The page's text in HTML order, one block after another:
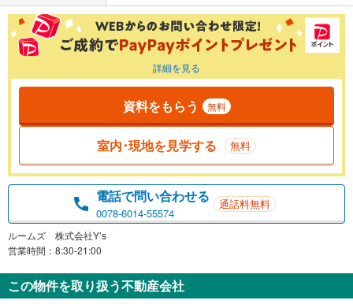
詳細を見る
資料をもらう 無料
室内･現地を見学する 無料
電話で問い合わせる
0078-6014-55574
通話料無料
ルームズ 株式会社Y’s
営業時間：8:30-21:00
この物件を取り扱う不動産会社